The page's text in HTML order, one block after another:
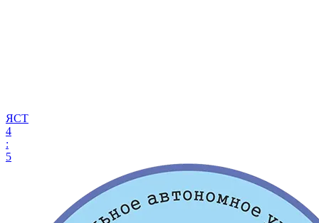
ЯСТ
4
:
5